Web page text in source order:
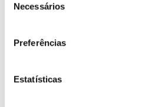
Necessários
Preferências
Estatísticas